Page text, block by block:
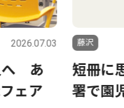
藤沢
短冊に思い
署で園児ら参